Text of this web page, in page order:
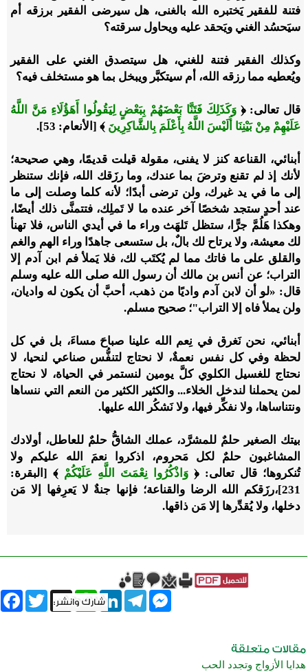
فتنة للفقير يَختبره الله بالغنى، هل سيرضى الفقير برزقه أم
سيَحسُد الغني ويَحقد عليه ويحاول سرقته؟
وكذلك الفقير فتنة للغني، هل سيتصدق الغني على الفقير
ويُعطيه مما رزقه الله، أم سيتكبَّر ويبخل بما هو مستخلف فيه؟
قال تعالى: ﴿وَكَذَلِكَ فَتَنَّا بَعْضَهُمْ بِبَعْضٍ لِيَقُولُوا أَهَؤُلَاءِ مَنَّ اللَّهُ
عَلَيْهِمْ مِنْ بَيْنِنَا أَلَيْسَ اللَّهُ بِأَعْلَمَ بِالشَّاكِرِينَ ﴾ [الأنعام: 53].
أبنائي، القناعة كنز لا يفنى، مقولة قيلت قديمًا، وهي صحيحة؛
لأنك إذ لم تقنع وترضَ بما عندك، وما رزَقك الله، فإنك ستنظر
إلى ما في يد غيرك، ولن ترضى أبدًا؛ لأنه كلما وصلت إلى ما
عند أحدٍ ستجد شخصًا آخر عنده ما لا تَملِك، فتتمنَّى ذلك أيضًا،
وهكذا هَلُمَّ جرًّا، ستظل تَلهَث وراء ما في أيدي الناس، فلا تهنأ
لك معيشة، ولا يرتاح لك بالٌ، بل ستسعى جاهدًا وراء الهم والغم
والقلق على ما فاتك مما لم يُكتَب لك، فلا يَملأ فم ابن آدم إلا
التراب؛ عن ‌أنس بن مالك أن رسول الله صلى الله عليه وسلم
قال: «لو أن لابن آدم واديًا من ذهب، أحبَّ أن يكون له واديان،
ولن يملأ فاه إلا التراب"؛ صحيح مسلم.
أبنائي، نحن نَغرق في نِعم الله علينا صباحَ مساءَ، بل في كل
لحظة وفي كل نفس نعمةٌ، لا نحتاج لتنفُّس صناعي لنحيا، لا
نحتاج للغسيل الكلوي كلَّ يومين لنستمر في الحياة، لا نحتاج
لمن يحملنا لندخل الخلاء... والكثير الكثير من النعم التي ننساها
ونتناساها، ولا نفكِّر فيها، ولا نَشكُر الله عليها.
بيتك الصغير حلمٌ للمشرَّد، عملك الشاقُّ حلمٌ للعاطل، أولادك
المشاغبون حلمٌ لكل مَحروم، اذكروا نعمَ الله عليكم ولا
تُنكروها؛ قال تعالى: ﴿ وَاذْكُرُوا نِعْمَتَ اللَّهِ عَلَيْكُمْ ﴾ [البقرة:
231]،رزَقكم الله الرضا والقناعة؛ فإنها جنةٌ لا يَعرِفها إلا مَن
دخلها، ولا يُقدِّرها إلا مَن ذاقها.
Twitter X
WhatsAppLinkedInTelegram
Messenger
هدايا الأزواج وتجدد الحب